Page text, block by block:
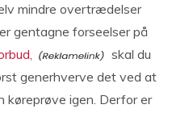
mindre overtrædelser
gentagne forseelser på
skal du
generhverve det ved at
køreprøve igen. Derfor er